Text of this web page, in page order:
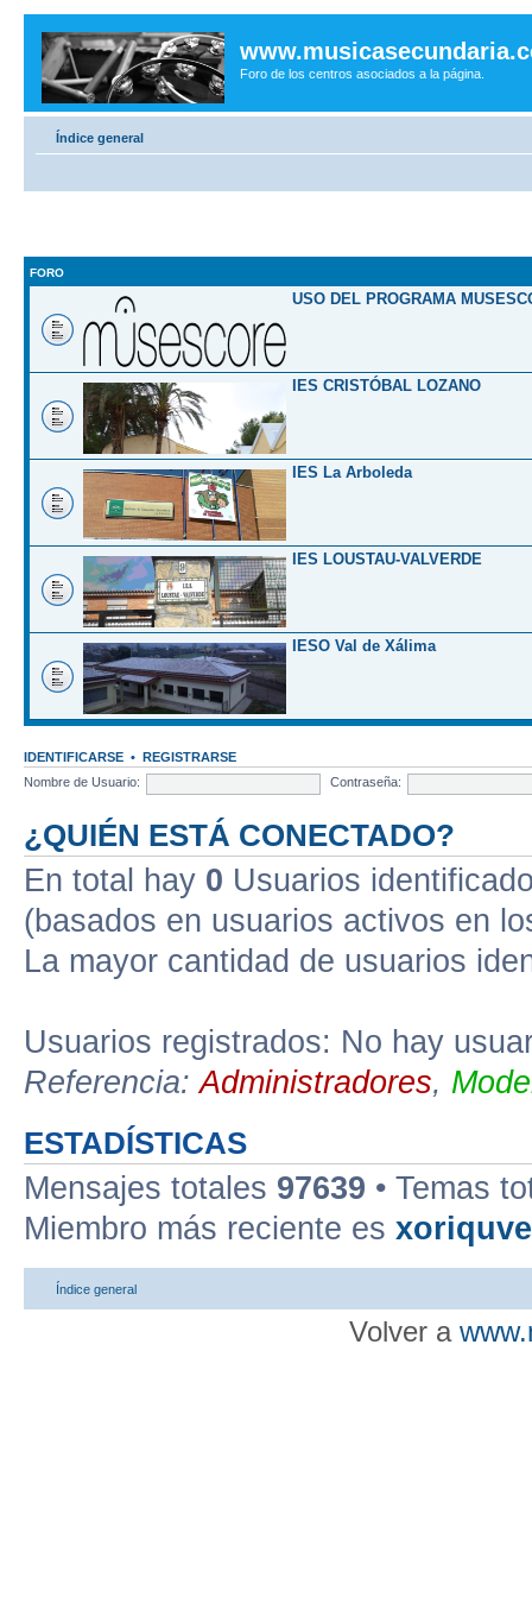
Foro de los centros asociados a la página.
Índice general
FORO
USO DEL PROGRAMA
IES CRISTÓBAL LOZANO
IES La Arboleda
IES LOUSTAU-VALVERDE
IESO Val de Xálima
IDENTIFICARSE • REGISTRARSE
Nombre de Usuario:
Contraseña:
¿QUIÉN ESTÁ CONECTADO?
En total hay 0 Usuarios
(basados en usuarios activos en
La mayor cantidad de usuarios
Usuarios registrados: No hay
Referencia:Administradores,
ESTADÍSTICAS
Mensajes totales 97639 • Temas
Miembro más reciente es
Índice general
Volver a